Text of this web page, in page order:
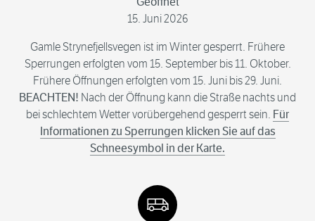
15. Juni 2026
Gamle Strynefjellsvegen ist im Winter gesperrt. Frühere
Sperrungen erfolgten vom 15. September bis 11. Oktober.
Frühere Öffnungen erfolgten vom 15. Juni bis 29. Juni.
BEACHTEN! Nach der Öffnung kann die Straße nachts und
bei schlechtem Wetter vorübergehend gesperrt sein. Für
Informationen zu Sperrungen klicken Sie auf das
Schneesymbol in der Karte.